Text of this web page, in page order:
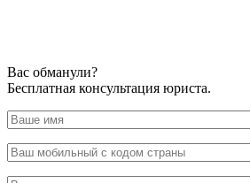
Вас обманули?
Бесплатная консультация юриста.